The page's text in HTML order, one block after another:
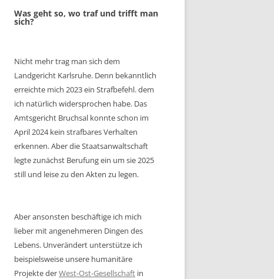
Was geht so, wo traf und trifft man
sich?
Nicht mehr trag man sich dem
Landgericht Karlsruhe. Denn bekanntlich
erreichte mich 2023 ein Strafbefehl. dem
ich natürlich widersprochen habe. Das
Amtsgericht Bruchsal konnte schon im
April 2024 kein strafbares Verhalten
erkennen. Aber die Staatsanwaltschaft
legte zunächst Berufung ein um sie 2025
still und leise zu den Akten zu legen.
Aber ansonsten beschäftige ich mich
lieber mit angenehmeren Dingen des
Lebens. Unverändert unterstütze ich
beispielsweise unsere humanitäre
Projekte derWest-Ost-Gesellschaft in